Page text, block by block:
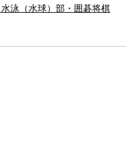
泳（水球）部・囲碁将棋